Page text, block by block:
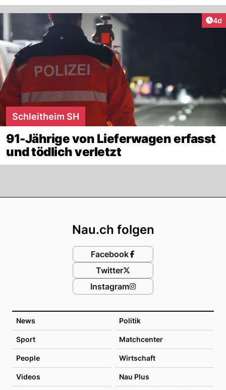
4d
Schleitheim SH
91-Jährige von Lieferwagen erfasst
und tödlich verletzt
News Politik
Sport Matchcenter
People Wirtschaft
Videos Nau Plus
Nau.ch folgen
Facebook
Twitter
Instagram